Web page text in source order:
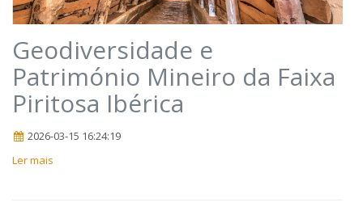
Geodiversidade e
Património Mineiro da Faixa
Piritosa Ibérica
2026-03-15 16:24:19
Ler mais